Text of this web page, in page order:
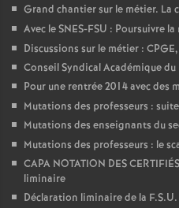
Grand chantier sur le métier. La
Avec le SNES-FSU : Poursuivre
Discussions sur le métier :
Conseil Syndical Académique
Pour une rentrée 2014 avec des
Mutations des professeurs : suite
Mutations des enseignants du
Mutations des professeurs : le
CAPA NOTATION DES
liminaire
Déclaration liminaire de la F.S.U.